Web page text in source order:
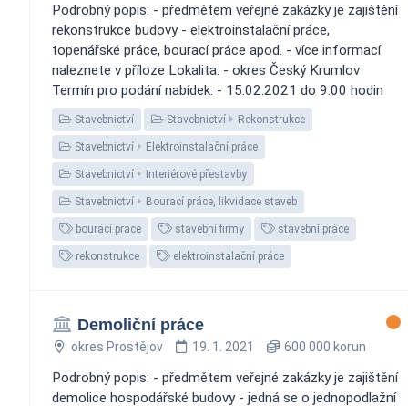
Podrobný popis: - předmětem veřejné zakázky je zajištění
rekonstrukce budovy - elektroinstalační práce,
topenářské práce, bourací práce apod. - více informací
naleznete v příloze Lokalita: - okres Český Krumlov
Termín pro podání nabídek: - 15.02.2021 do 9:00 hodin
Stavebnictví Stavebnictví Rekonstrukce
Stavebnictví Elektroinstalační práce
Stavebnictví Interiérové přestavby
Stavebnictví Bourací práce, likvidace staveb
bourací práce stavební firmy stavební práce
rekonstrukce elektroinstalační práce
Demoliční práce
okres Prostějov 19. 1. 2021 600 000 korun
Podrobný popis: - předmětem veřejné zakázky je zajištění
demolice hospodářské budovy - jedná se o jednopodlažní